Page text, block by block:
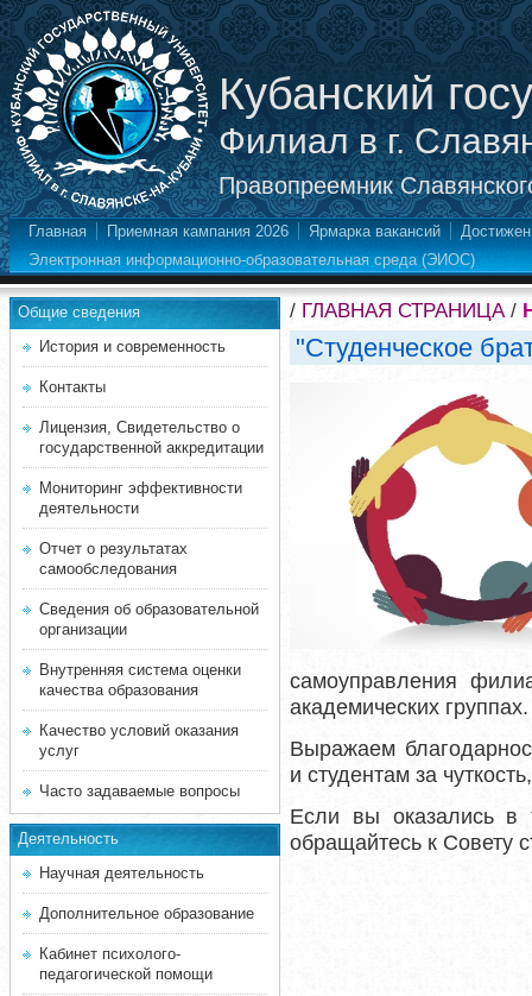
Кубанский
Филиал в г.
Правопреемник
Главная Приемная кампания 2026 Ярмарка вакансий
Электронная информационно-образовательная среда (ЭИОС)
Общие сведения
История и современность
Контакты
Лицензия, Свидетельство о
государственной аккредитации
Мониторинг эффективности
деятельности
Отчет о результатах
самообследования
Сведения об образовательной
организации
Внутренняя система оценки
качества образования
Качество условий оказания
услуг
Часто задаваемые вопросы
Деятельность
Научная деятельность
Дополнительное образование
Кабинет психолого-
педагогической помощи
/ ГЛАВНАЯ СТРАНИЦА/
"Студенческое
самоуправления
академических группах.
Выражаем
и студентам за
Если вы оказались в
обращайтесь к Совету